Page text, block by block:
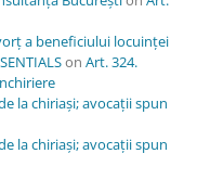
a beneficiului locuinței
on Art. 324.
la chiriași; avocații spun
la chiriași; avocații spun